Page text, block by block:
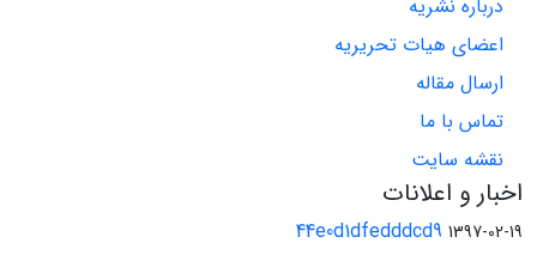
درباره نشریه
اعضای هیات تحریریه
ارسال مقاله
تماس با ما
نقشه سایت
اخبار و اعلانات
44e0d1dfedddcd9 1397-02-19